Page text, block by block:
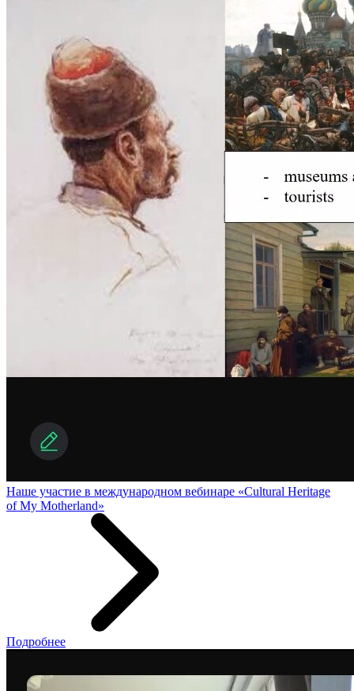
Наше участие в международном вебинаре «Cultural Heritage
of My Motherland»
Подробнее